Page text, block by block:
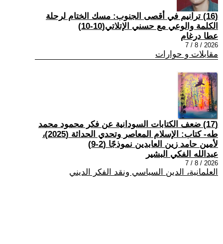
(16) ترانيم في أقصى الجنوب: مسك الختام لرحلة
الكلمة والوعي مع حسني الإتلاتي(10-10)
عطا درغام
2026 / 8 / 7
مقابلات و حوارات
(17) ضعف الكتابات السودانية عن فكر محمود محمد
طه- كتاب: الإسلام المعاصر وتحدي الحداثة (2025)،
لأمين حامد زين العابدين نموذجًا (2-9)
عبدالله الفكي البشير
2026 / 8 / 7
العلمانية، الدين السياسي ونقد الفكر الديني